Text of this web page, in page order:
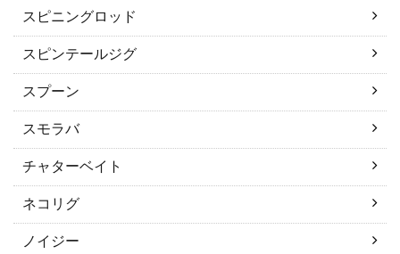
スピニングロッド
スピンテールジグ
スプーン
スモラバ
チャターベイト
ネコリグ
ノイジー